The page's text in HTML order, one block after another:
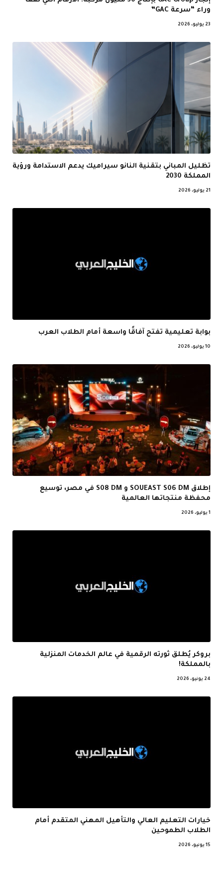
وراء “سرعة GAC”
23 يوليو، 2026
تظليل المباني بتقنية النانو سيراميك يدعم الاستدامة ورؤية
المملكة 2030
21 يوليو، 2026
بوابة تعليمية تفتح آفاقًا واسعة أمام الطلاب العرب
10 يوليو، 2026
إطلاق SOUEAST S06 DM و S08 DM في مصر، توسيع
محفظة منتجاتها العالمية
1 يوليو، 2026
بروكر يُطلق ثورته الرقمية في عالم الخدمات المنزلية
بالمملكة!
24 يونيو، 2026
خيارات التعليم العالي والتأهيل المهني المتقدم أمام
الطلاب الطموحين
15 يونيو، 2026